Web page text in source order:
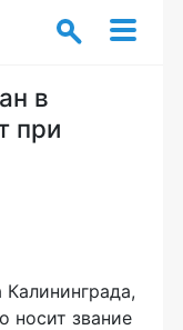
в
при
носит звание